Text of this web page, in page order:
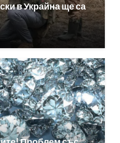
в Украйна ще са